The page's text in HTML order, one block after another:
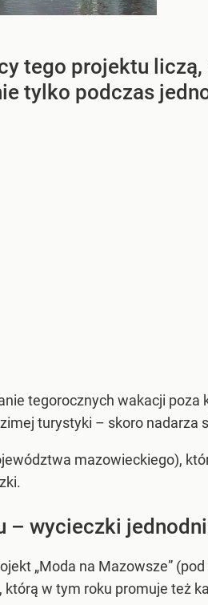
tego projektu
tylko podczas
tegorocznych wakacji
turystyki – skoro nadarza
mazowieckiego),
– wycieczki
„Moda na Mazowsze”
w tym roku promuje też